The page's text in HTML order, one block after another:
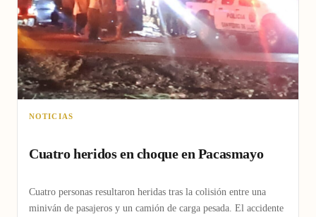
NOTICIAS
Cuatro heridos en choque en Pacasmayo
Cuatro personas resultaron heridas tras la colisión entre una
miniván de pasajeros y un camión de carga pesada. El accidente